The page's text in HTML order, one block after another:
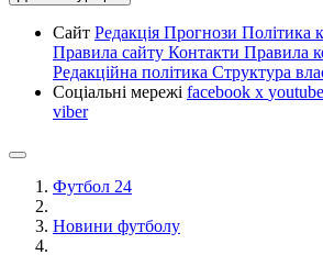
Сайт Редакція Прогнози Політика
Правила сайту Контакти Правила
Редакційна політика Структура
Соціальні мережі facebook x youtube
viber
Футбол 24
Новини футболу